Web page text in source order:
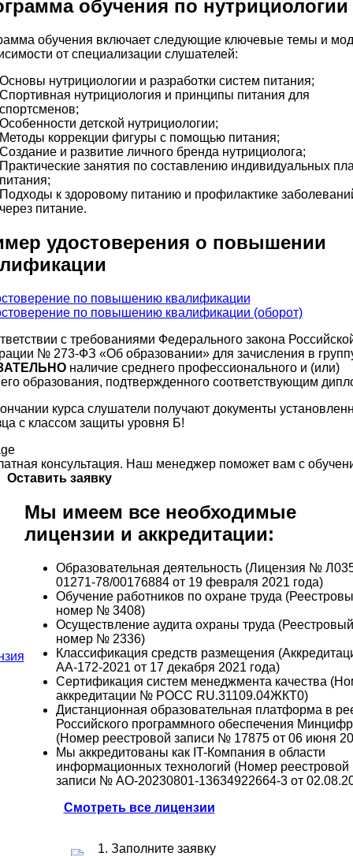
обучения по нутрициологии
обучения включает следующие ключевые темы и
от специализации слушателей:
нутрициологии и разработки систем питания;
нутрициология и принципы питания для
детской нутрициологии;
коррекции фигуры с помощью питания;
и развитие личного бренда нутрициолога;
занятия по составлению индивидуальных
к здоровому питанию и профилактике
питание.
удостоверения о повышении
с требованиями Федерального закона
№ 273-ФЗ «Об образовании» для зачисления в
наличие среднего профессионального и (или)
образования, подтвержденного соответствующим
курса слушатели получают документы
с классом защиты уровня Б!
консультация. Наш менеджер поможет вам с
Оставить заявку
Мы имеем все необходимые
лицензии и аккредитации:
Образовательная деятельность (Лицензия №
01271-78/00176884 от 19 февраля 2021 года)
Обучение работников по охране труда
номер № 3408)
Осуществление аудита охраны труда (Реестровый
номер № 2336)
Классификация средств размещения
АА-172-2021 от 17 декабря 2021 года)
Сертификация систем менеджмента качества
аккредитации № РОСС RU.31109.04ЖКТ0)
Дистанционная образовательная платформа в
Российского программного обеспечения
(Номер реестровой записи № 17875 от 06 июня
Мы аккредитованы как IT-Компания в области
информационных технологий (Номер реестровой
записи № АО-20230801-13634922664-3 от
Смотреть все лицензии
1. Заполните заявку